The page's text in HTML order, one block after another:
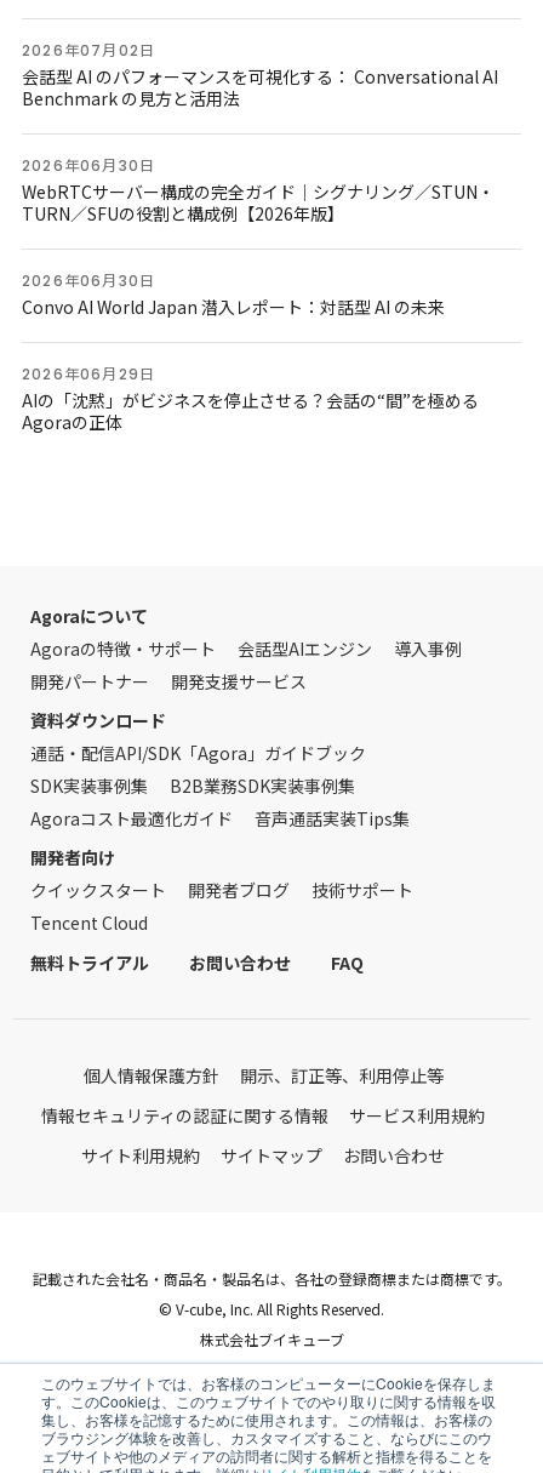
このウェブサイトでは、お客様のコンピューターにCookieを保存しま
す。このCookieは、このウェブサイトでのやり取りに関する情報を収
集し、お客様を記憶するために使用されます。この情報は、お客様の
ブラウジング体験を改善し、カスタマイズすること、ならびにこのウ
ェブサイトや他のメディアの訪問者に関する解析と指標を得ることを
2026年07月02日
会話型 AI のパフォーマンスを可視化する： Conversational AI
Benchmark の見方と活用法
2026年06月30日
WebRTCサーバー構成の完全ガイド｜シグナリング／STUN・
TURN／SFUの役割と構成例【2026年版】
2026年06月30日
Convo AI World Japan 潜入レポート：対話型 AI の未来
2026年06月29日
AIの「沈黙」がビジネスを停止させる？会話の“間”を極める
Agoraの正体
Agoraについて
Agoraの特徴・サポート
会話型AIエンジン
導入事例
開発パートナー
開発支援サービス
資料ダウンロード
通話・配信API/SDK「Agora」ガイドブック
SDK実装事例集
B2B業務SDK実装事例集
Agoraコスト最適化ガイド
音声通話実装Tips集
開発者向け
クイックスタート
開発者ブログ
技術サポート
Tencent Cloud
無料トライアル
お問い合わせ FAQ
個人情報保護方針
開示、訂正等、利用停止等
情報セキュリティの認証に関する情報
サービス利用規約
サイト利用規約
サイトマップ お問い合わせ
記載された会社名・商品名・製品名は、各社の登録商標または商標です。
© V-cube, Inc. All Rights Reserved.
株式会社ブイキューブ
Follow Us